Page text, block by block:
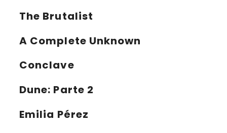
The Brutalist
A Complete Unknown
Conclave
Dune: Parte 2
Emilia Pérez